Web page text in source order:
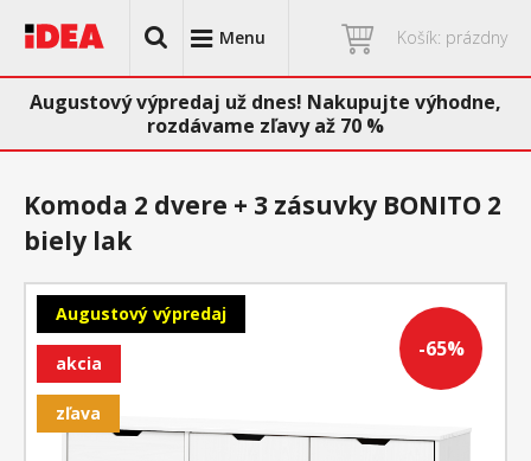
Menu Košík: prázdny
Augustový výpredaj už dnes! Nakupujte výhodne,
rozdávame zľavy až 70 %
-65%
Augustový výpredaj
akcia
zľava
Komoda 2 dvere + 3 zásuvky BONITO 2
biely lak